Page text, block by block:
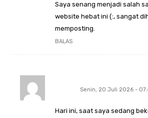
Saya senang menjadi salah
website hebat ini (:, sangat
memposting.
BALAS
Senin, 20 Juli 2026 -
Hari ini, saat saya sedang